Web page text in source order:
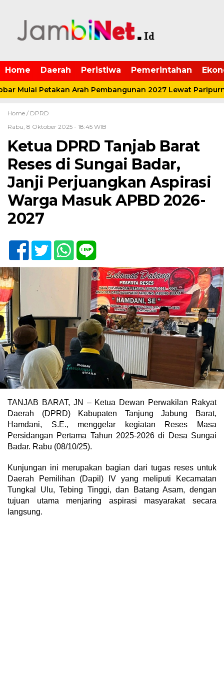
Home Daerah Peristiwa Pemerintahan
Mulai Petakan Arah Pembangunan 2027 Lewat Paripurna
Home / DPRD
Rabu, 8 Oktober 2025 - 18:45 WIB
Ketua DPRD Tanjab Barat
Reses di Sungai Badar,
Janji Perjuangkan Aspirasi
Warga Masuk APBD 2026-
2027
TANJAB BARAT, JN – Ketua Dewan Perwakilan Rakyat
Daerah (DPRD) Kabupaten Tanjung Jabung Barat,
Hamdani, S.E., menggelar kegiatan Reses Masa
Persidangan Pertama Tahun 2025-2026 di Desa Sungai
Badar. Rabu (08/10/25).
Kunjungan ini merupakan bagian dari tugas reses untuk
Daerah Pemilihan (Dapil) IV yang meliputi Kecamatan
Tungkal Ulu, Tebing Tinggi, dan Batang Asam, dengan
tujuan utama menjaring aspirasi masyarakat secara
langsung.